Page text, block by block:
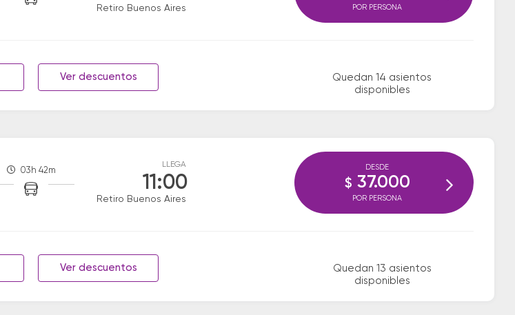
Retiro Buenos Aires
Ver descuentos
Quedan 14 asientos
disponibles
POR PERSONA
03h 42m
LLEGA
11:00
Retiro Buenos Aires
Ver descuentos
Quedan 13 asientos
disponibles
DESDE
$ 37.000
POR PERSONA